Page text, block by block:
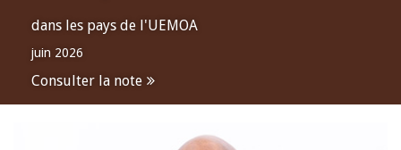
dans les pays de l'UEMOA
juin 2026
Consulter la note